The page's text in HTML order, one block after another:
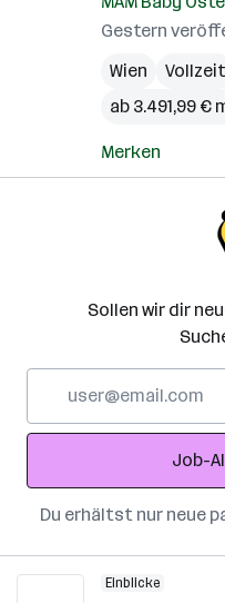
Gestern
Wien
Vollzeit
ab 3.491,99 €
Merken
Sollen wir dir
Adresse
Job-
Du erhältst nur neue
Einblicke